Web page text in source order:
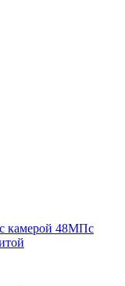
с камерой 48МПс